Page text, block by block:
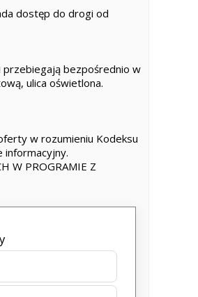
dostęp do drogi od
przebiegają bezpośrednio w
ulica oświetlona.
w rozumieniu Kodeksu
informacyjny.
W PROGRAMIE Z